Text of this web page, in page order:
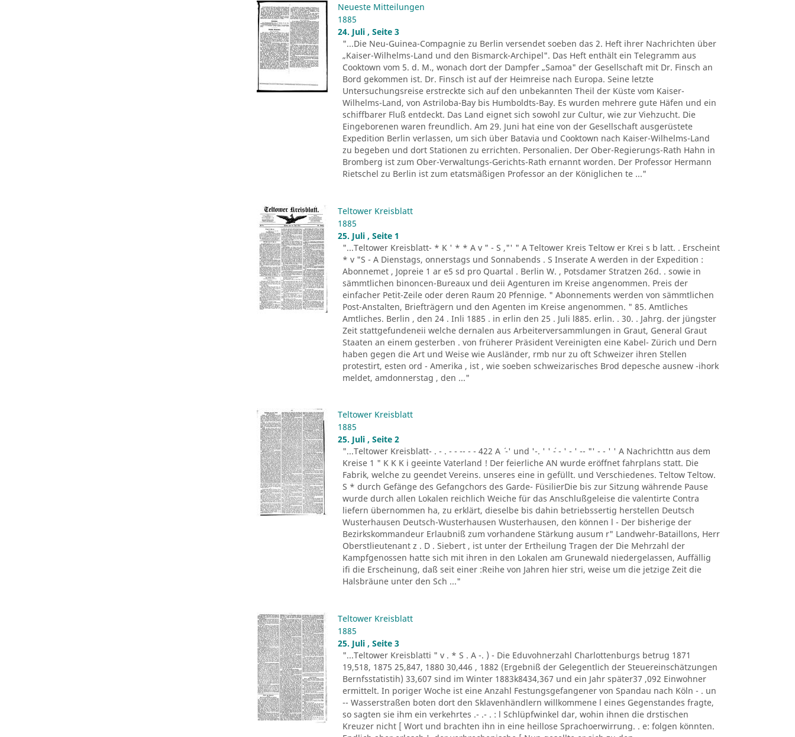
Neueste Mitteilungen
1885
24. Juli , Seite 3
"...Die Neu-Guinea-Compagnie zu Berlin versendet soeben das 2. Heft ihrer Nachrichten über
„Kaiser-Wilhelms-Land und den Bismarck-Archipel". Das Heft enthält ein Telegramm aus
Cooktown vom 5. d. M., wonach dort der Dampfer „Samoa" der Gesellschaft mit Dr. Finsch an
Bord gekommen ist. Dr. Finsch ist auf der Heimreise nach Europa. Seine letzte
Untersuchungsreise erstreckte sich auf den unbekannten Theil der Küste vom Kaiser-
Wilhelms-Land, von Astriloba-Bay bis Humboldts-Bay. Es wurden mehrere gute Häfen und ein
schiffbarer Fluß entdeckt. Das Land eignet sich sowohl zur Cultur, wie zur Viehzucht. Die
Eingeborenen waren freundlich. Am 29. Juni hat eine von der Gesellschaft ausgerüstete
Expedition Berlin verlassen, um sich über Batavia und Cooktown nach Kaiser-Wilhelms-Land
zu begeben und dort Stationen zu errichten. Personalien. Der Ober-Regierungs-Rath Hahn in
Bromberg ist zum Ober-Verwaltungs-Gerichts-Rath ernannt worden. Der Professor Hermann
Rietschel zu Berlin ist zum etatsmäßigen Professor an der Königlichen te ..."
Teltower Kreisblatt
1885
25. Juli , Seite 1
"...Teltower Kreisblatt- * K ' * * A v " - S ,"' " A Teltower Kreis Teltow er Krei s b latt. . Erscheint
* v "S - A Dienstags, onnerstags und Sonnabends . S Inserate A werden in der Expedition :
Abonnemet , Jopreie 1 ar e5 sd pro Quartal . Berlin W. , Potsdamer Stratzen 26d. . sowie in
sämmtlichen binoncen-Bureaux und deii Agenturen im Kreise angenommen. Preis der
einfacher Petit-Zeile oder deren Raum 20 Pfennige. " Abonnements werden von sämmtlichen
Post-Anstalten, Briefträgern und den Agenten im Kreise angenommen. " 85. Amtliches
Amtliches. Berlin , den 24 . Inli 1885 . in erlin den 25 . Juli l885. erlin. . 30. . Jahrg. der jüngster
Zeit stattgefundeneii welche dernalen aus Arbeiterversammlungen in Graut, General Graut
Staaten an einem gesterben . von früherer Präsident Vereinigten eine Kabel- Zürich und Dern
haben gegen die Art und Weise wie Ausländer, rmb nur zu oft Schweizer ihren Stellen
protestirt, esten ord - Amerika , ist , wie soeben schweizarisches Brod depesche ausnew -ihork
meldet, amdonnerstag , den ..."
Teltower Kreisblatt
1885
25. Juli , Seite 2
"...Teltower Kreisblatt- . - . - - -- - - 422 A ´ -' und '-. ' ' ´- - ' - ' -- "' - - ' ' A Nachrichttn aus dem
Kreise 1 " K K K i geeinte Vaterland ! Der feierliche AN wurde eröffnet fahrplans statt. Die
Fabrik, welche zu geendet Vereins. unseres eine in gefüllt. und Verschiedenes. Teltow Teltow.
S * durch Gefänge des Gefangchors des Garde- FüsilierDie bis zur Sitzung währende Pause
wurde durch allen Lokalen reichlich Weiche für das Anschlußgeleise die valentirte Contra
liefern übernommen ha, zu erklärt, dieselbe bis dahin betriebssertig herstellen Deutsch
Wusterhausen Deutsch-Wusterhausen Wusterhausen, den können l - Der bisherige der
Bezirkskommandeur Erlaubniß zum vorhandene Stärkung ausum r" Landwehr-Bataillons, Herr
Oberstlieutenant z . D . Siebert , ist unter der Ertheilung Tragen der Die Mehrzahl der
Kampfgenossen hatte sich mit ihren in den Lokalen am Grunewald niedergelassen, Auffällig
ifi die Erscheinung, daß seit einer :Reihe von Jahren hier stri, weise um die jetzige Zeit die
Halsbräune unter den Sch ..."
Teltower Kreisblatt
1885
25. Juli , Seite 3
"...Teltower Kreisblatti " v . * S . A -. ) - Die Eduvohnerzahl Charlottenburgs betrug 1871
19,518, 1875 25,847, 1880 30,446 , 1882 (Ergebniß der Gelegentlich der Steuereinschätzungen
Bernfsstatistih) 33,607 sind im Winter 1883k8434,367 und ein Jahr später37 ,092 Einwohner
ermittelt. In poriger Woche ist eine Anzahl Festungsgefangener von Spandau nach Köln - . un
-- Wasserstraßen boten dort den Sklavenhändlern willkommene l eines Gegenstandes fragte,
so sagten sie ihm ein verkehrtes .- .- . : l Schlüpfwinkel dar, wohin ihnen die drstischen
Kreuzer nicht [ Wort und brachten ihn in eine heillose Sprachoerwirrung. . e: folgen könnten.